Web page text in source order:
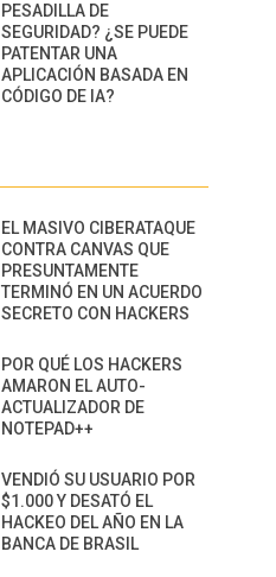
PESADILLA DE
SEGURIDAD? ¿SE PUEDE
PATENTAR UNA
APLICACIÓN BASADA EN
CÓDIGO DE IA?
EL MASIVO CIBERATAQUE
CONTRA CANVAS QUE
PRESUNTAMENTE
TERMINÓ EN UN ACUERDO
SECRETO CON HACKERS
POR QUÉ LOS HACKERS
AMARON EL AUTO-
ACTUALIZADOR DE
NOTEPAD++
VENDIÓ SU USUARIO POR
$1.000 Y DESATÓ EL
HACKEO DEL AÑO EN LA
BANCA DE BRASIL